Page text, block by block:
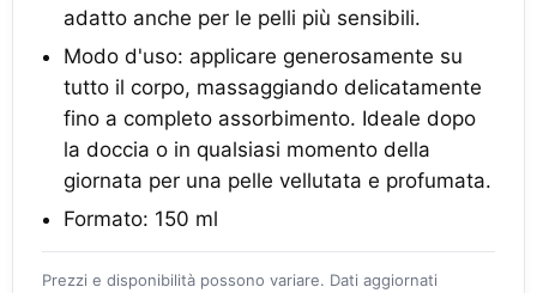
adatto anche per le pelli più sensibili.
Modo d'uso: applicare generosamente su
tutto il corpo, massaggiando delicatamente
fino a completo assorbimento. Ideale dopo
la doccia o in qualsiasi momento della
giornata per una pelle vellutata e profumata.
Formato: 150 ml
Prezzi e disponibilità possono variare. Dati aggiornati